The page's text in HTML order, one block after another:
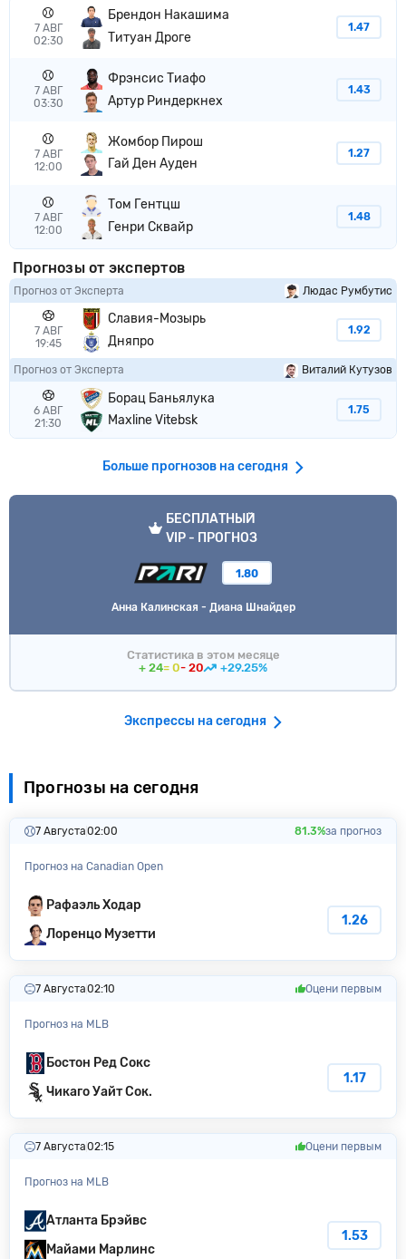
7 АВГ
02:30
Брендон Накашима
Титуан Дроге
1.47
7 АВГ
03:30
Фрэнсис Тиафо
Артур Риндеркнех
1.43
7 АВГ
12:00
Жомбор Пирош
Гай Ден Ауден
1.27
7 АВГ
12:00
Том Гентцш
Генри Сквайр
1.48
Прогнозы от экспертов
Прогноз от Эксперта Людас Румбутис
7 АВГ
19:45
Славия-Мозырь
Дняпро
1.92
Прогноз от Эксперта Виталий Кутузов
6 АВГ
21:30
Борац Баньялука
Maxline Vitebsk
1.75
Больше прогнозов на сегодня
VIP прогноз
БЕСПЛАТНЫЙ
VIP - ПРОГНОЗ
1.80
Анна Калинская - Диана Шнайдер
Статистика в этом месяце
+ 24= 0- 20 +29.25%
Экспрессы на сегодня
Прогнозы на сегодня
7 Августа02:00 81.3%за прогноз
Прогноз на Canadian Open
Рафаэль Ходар
Лоренцо Музетти
1.26
7 Августа02:10 Оцени первым
Прогноз на MLB
Бостон Ред Сокс
Чикаго Уайт Сок.
1.17
7 Августа02:15 Оцени первым
Прогноз на MLB
Атланта Брэйвс
Майами Марлинс
1.53